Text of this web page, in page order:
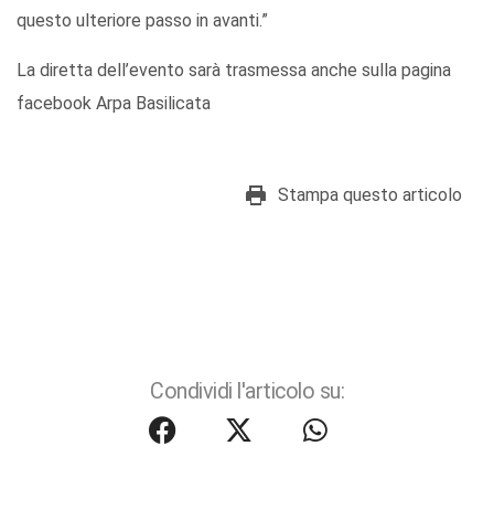
questo ulteriore passo in avanti.”
La diretta dell’evento sarà trasmessa anche sulla pagina
facebook Arpa Basilicata
Stampa questo articolo
Condividi l'articolo su: